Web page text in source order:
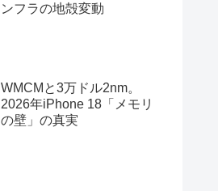
ンフラの地殻変動
WMCMと3万ドル2nm。
2026年iPhone 18「メモリ
の壁」の真実